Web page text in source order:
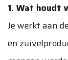
1. Wat houdt
Je werkt aan
en